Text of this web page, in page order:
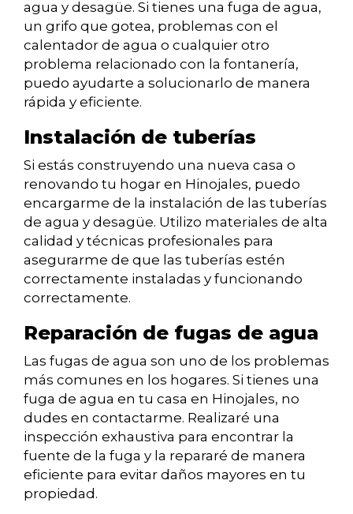
agua y desagüe. Si tienes una fuga de agua,
un grifo que gotea, problemas con el
calentador de agua o cualquier otro
problema relacionado con la fontanería,
puedo ayudarte a solucionarlo de manera
rápida y eficiente.
Instalación de tuberías
Si estás construyendo una nueva casa o
renovando tu hogar en Hinojales, puedo
encargarme de la instalación de las tuberías
de agua y desagüe. Utilizo materiales de alta
calidad y técnicas profesionales para
asegurarme de que las tuberías estén
correctamente instaladas y funcionando
correctamente.
Reparación de fugas de agua
Las fugas de agua son uno de los problemas
más comunes en los hogares. Si tienes una
fuga de agua en tu casa en Hinojales, no
dudes en contactarme. Realizaré una
inspección exhaustiva para encontrar la
fuente de la fuga y la repararé de manera
eficiente para evitar daños mayores en tu
propiedad.